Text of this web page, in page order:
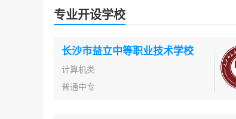
专业开设学校
长沙市益立中等职业技术学校
计算机类
普通中专